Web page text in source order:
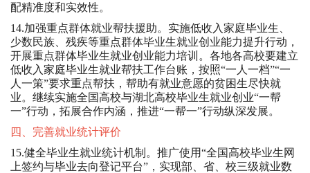
配精准度和实效性。
14.加强重点群体就业帮扶援助。实施低收入家庭毕业生、
少数民族、残疾等重点群体毕业生就业创业能力提升行动，
开展重点群体毕业生就业创业能力培训。各地各高校要建立
低收入家庭毕业生就业帮扶工作台账，按照“一人一档”“一
人一策”要求重点帮扶，帮助有就业意愿的贫困生尽快就
业。继续实施全国高校与湖北高校毕业生就业创业“一帮
一”行动，拓展合作内涵，推进“一帮一”行动纵深发展。
四、完善就业统计评价
15.健全毕业生就业统计机制。推广使用“全国高校毕业生网
上签约与毕业去向登记平台”，实现部、省、校三级就业数